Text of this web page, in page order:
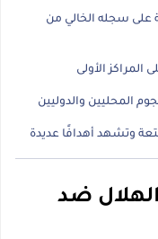
على سجله الخالي من
المراكز الأولى
المحليين والدوليين
وتشهد أهدافًا عديدة
الهلال ضد